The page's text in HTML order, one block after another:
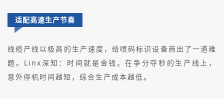
适配高速生产节奏
线缆产线以极高的生产速度，给喷码标识设备商出了一道难
题。Linx深知：时间就是金钱。在争分夺秒的生产线上，
意外停机时间越短，综合生产成本越低。